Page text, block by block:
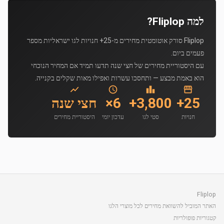
למה Fliplop?
Fliplop סורק אוטומטית מחירים מ-25+ חנויות לגו ישראליות מספר
פעמים ביום.
עם היסטוריית מחירים של חצי שנה תדעו תמיד אם המחיר הנוכחי
הוא באמת מבצע — ותחסכו עשרות ואפילו מאות שקלים בקנייה.
25+
חנויות
3,800+
סטי לגו
6×
עדכון יומי
חצי שנה
היסטוריית מחירים
Fliplop
האתר המוביל להשוואת מחירים לכל מוצרי הלגו
קטגוריות פופולריות